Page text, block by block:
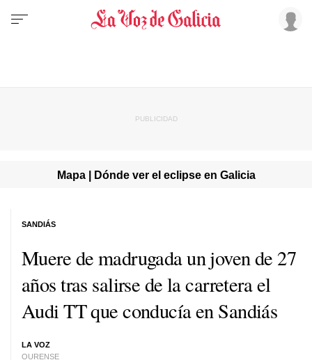
Mapa | Dónde ver el eclipse en Galicia
Muere de madrugada un joven de 27
años tras salirse de la carretera el
Audi TT que conducía en Sandiás
LA VOZ
OURENSE
SANDIÁS